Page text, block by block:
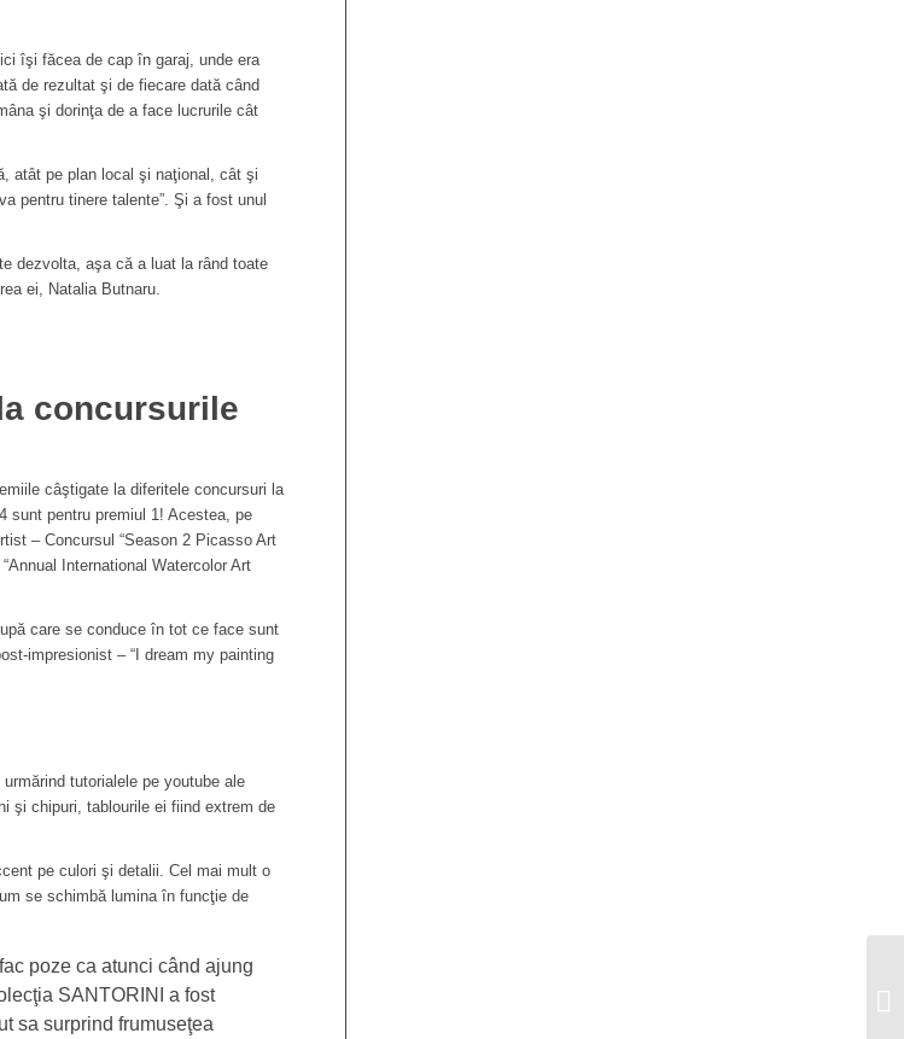
îşi făcea de cap în garaj, unde era
de rezultat şi de fiecare dată când
şi dorinţa de a face lucrurile cât
atât pe plan local şi naţional, cât şi
pentru tinere talente”. Şi a fost unul
dezvolta, aşa că a luat la rând toate
ei, Natalia Butnaru.
concursurile
câştigate la diferitele concursuri la
sunt pentru premiul 1! Acestea, pe
– Concursul “Season 2 Picasso Art
International Watercolor Art
care se conduce în tot ce face sunt
impresionist – “I dream my painting
tutorialele pe youtube ale
şi chipuri, tablourile ei fiind extrem de
pe culori şi detalii. Cel mai mult o
se schimbă lumina în funcţie de
poze ca atunci când ajung
SANTORINI a fost
sa surprind frumuseţea